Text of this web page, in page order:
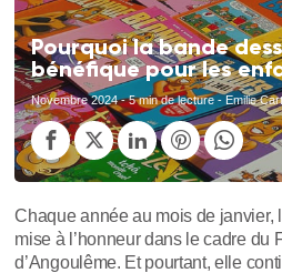
Pourquoi la bande
bénéfique pour les
Novembre 2024- 5 min de lecture - Emilie
Chaque année au mois de janvier,
mise à l’honneur dans le cadre du
d’Angoulême. Et pourtant, elle